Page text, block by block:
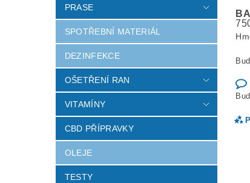
PRASE
SPOTŘEBNÍ MATERIÁL
DEZINFEKCE
OŠETŘENÍ RAN
VITAMÍNY
CBD PŘÍPRAVKY
OLEJE
TESTY